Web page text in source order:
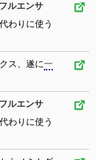
ルエンサ
わりに使う
ス、遂に一
ルエンサ
わりに使う